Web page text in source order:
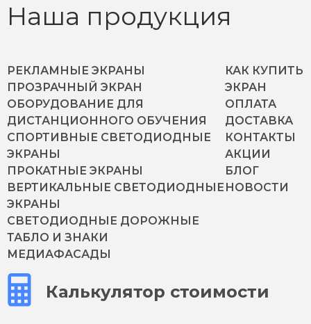
Наша продукция
РЕКЛАМНЫЕ ЭКРАНЫ
ПРОЗРАЧНЫЙ ЭКРАН
ОБОРУДОВАНИЕ ДЛЯ
ДИСТАНЦИОННОГО ОБУЧЕНИЯ
СПОРТИВНЫЕ СВЕТОДИОДНЫЕ
ЭКРАНЫ
ПРОКАТНЫЕ ЭКРАНЫ
ВЕРТИКАЛЬНЫЕ СВЕТОДИОДНЫЕ
ЭКРАНЫ
СВЕТОДИОДНЫЕ ДОРОЖНЫЕ
ТАБЛО И ЗНАКИ
МЕДИАФАСАДЫ
КАК КУПИТЬ
ЭКРАН
ОПЛАТА
ДОСТАВКА
КОНТАКТЫ
АКЦИИ
БЛОГ
НОВОСТИ
Калькулятор стоимости